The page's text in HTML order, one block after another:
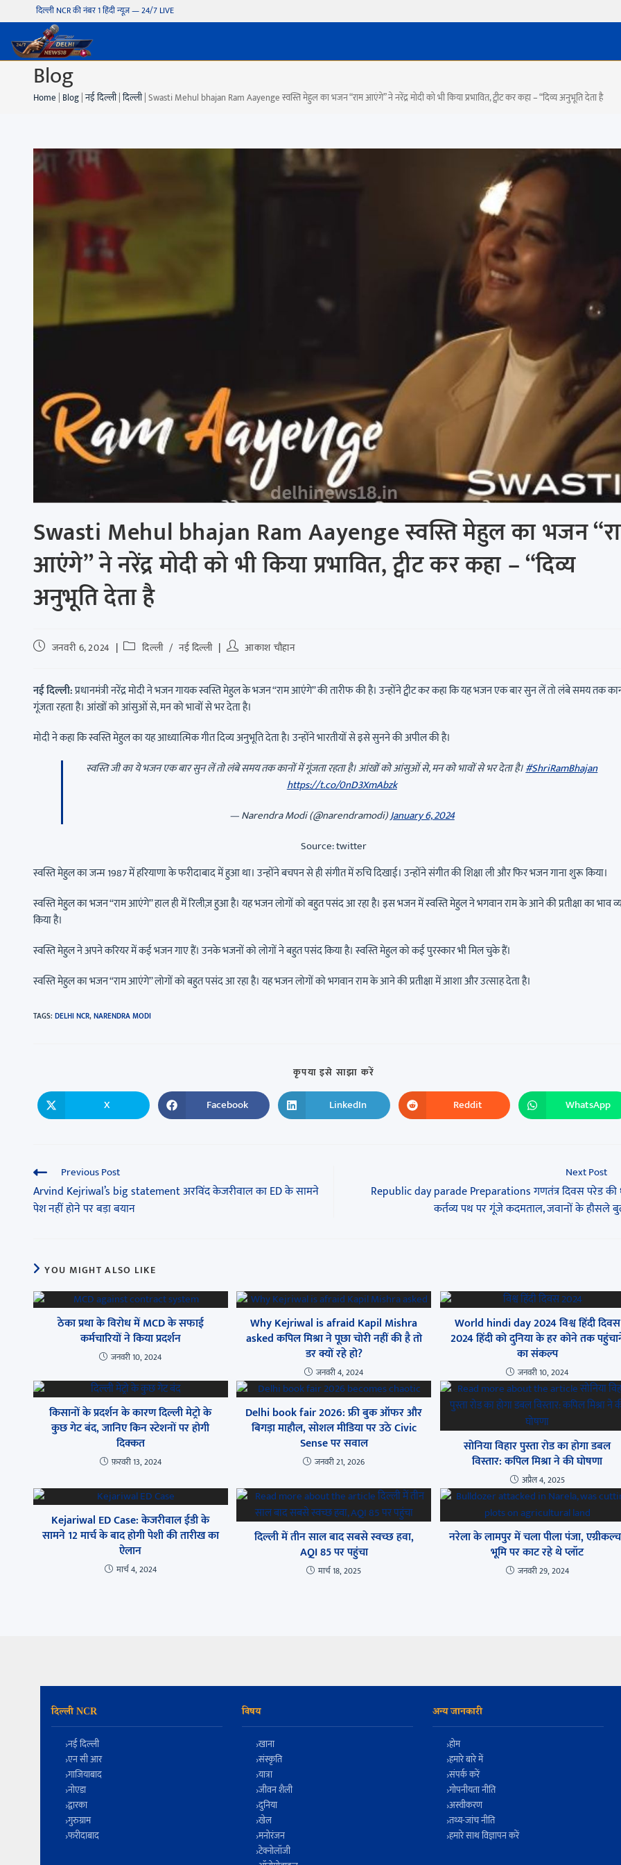
दिल्ली NCR की नंबर 1 हिंदी न्यूज़ — 24/7 LIVE
Blog
Home | Blog|नई दिल्ली|दिल्ली|Swasti Mehul bhajan Ram Aayenge स्वस्ति मेहुल का भजन “राम आएंगे” ने नरेंद्र मोदी को भी किया प्रभावित, ट्वीट कर कहा – “दिव्य अनुभूति देता है
Swasti Mehul bhajan Ram Aayenge स्वस्ति मेहुल का भजन
आएंगे” ने नरेंद्र मोदी को भी किया प्रभावित, ट्वीट कर कहा – “दिव्य
अनुभूति देता है
जनवरी 6, 2024 दिल्ली / नई दिल्ली आकाश चौहान
नई दिल्ली:प्रधानमंत्री नरेंद्र मोदी ने भजन गायक स्वस्ति मेहुल के भजन “राम आएंगे” की तारीफ की है। उन्होंने ट्वीट कर कहा कि यह भजन एक बार सुन लें तो लंबे समय तक
गूंजता रहता है। आंखों को आंसुओं से, मन को भावों से भर देता है।
मोदी ने कहा कि स्वस्ति मेहुल का यह आध्यात्मिक गीत दिव्य अनुभूति देता है। उन्होंने भारतीयों से इसे सुनने की अपील की है।
स्वस्ति जी का ये भजन एक बार सुन लें तो लंबे समय तक कानों में गूंजता रहता है। आंखों को आंसुओं से, मन को भावों से भर देता है।#ShriRamBhajan
https://t.co/0nD3XmAbzk
— Narendra Modi (@narendramodi)January 6, 2024
Source: twitter
स्वस्ति मेहुल का जन्म 1987 में हरियाणा के फरीदाबाद में हुआ था। उन्होंने बचपन से ही संगीत में रुचि दिखाई। उन्होंने संगीत की शिक्षा ली और फिर भजन गाना शुरू किया।
स्वस्ति मेहुल का भजन “राम आएंगे” हाल ही में रिलीज़ हुआ है। यह भजन लोगों को बहुत पसंद आ रहा है। इस भजन में स्वस्ति मेहुल ने भगवान राम के आने की प्रतीक्षा का भाव
किया है।
स्वस्ति मेहुल ने अपने करियर में कई भजन गाए हैं। उनके भजनों को लोगों ने बहुत पसंद किया है। स्वस्ति मेहुल को कई पुरस्कार भी मिल चुके हैं।
स्वस्ति मेहुल का भजन “राम आएंगे” लोगों को बहुत पसंद आ रहा है। यह भजन लोगों को भगवान राम के आने की प्रतीक्षा में आशा और उत्साह देता है।
TAGS: DELHI NCR,NARENDRA MODI
कृपया इसे साझा करें
X Facebook LinkedIn Reddit WhatsApp
Previous Post
Arvind Kejriwal’s big statement अरविंद केजरीवाल का ED के सामने
पेश नहीं होने पर बड़ा बयान
Next Post
Republic day parade Preparations गणतंत्र दिवस परेड की
कर्तव्य पथ पर गूंजे कदमताल, जवानों के हौसले
YOU MIGHT ALSO LIKE
ठेका प्रथा के विरोध में MCD के सफाई
कर्मचारियों ने किया प्रदर्शन
जनवरी 10, 2024
Why Kejriwal is afraid Kapil Mishra
asked कपिल मिश्रा ने पूछा चोरी नहीं की है तो
डर क्यों रहे हो?
जनवरी 4, 2024
World hindi day 2024 विश्व हिंदी दिवस
2024 हिंदी को दुनिया के हर कोने तक
का संकल्प
जनवरी 10, 2024
किसानों के प्रदर्शन के कारण दिल्ली मेट्रो के
कुछ गेट बंद, जानिए किन स्टेशनों पर होगी
दिक्कत
फ़रवरी 13, 2024
Delhi book fair 2026: फ्री बुक ऑफर और
बिगड़ा माहौल, सोशल मीडिया पर उठे Civic
Sense पर सवाल
जनवरी 21, 2026
सोनिया विहार पुस्ता रोड का होगा डबल
विस्तार: कपिल मिश्रा ने की घोषणा
अप्रैल 4, 2025
Kejariwal ED Case: केजरीवाल ईडी के
सामने 12 मार्च के बाद होगी पेशी की तारीख का
ऐलान
मार्च 4, 2024
दिल्ली में तीन साल बाद सबसे स्वच्छ हवा,
AQI 85 पर पहुंचा
मार्च 18, 2025
नरेला के लामपुर में चला पीला पंजा,
भूमि पर काट रहे थे प्लॉट
जनवरी 29, 2024
दिल्ली NCR
नई दिल्ली
एन सी आर
गाजियाबाद
नोएडा
द्वारका
गुरुग्राम
फरीदाबाद
विषय
खाना
संस्कृति
यात्रा
जीवन शैली
दुनिया
खेल
मनोरंजन
टेक्नोलॉजी
अन्य जानकारी
होम
हमारे बारे में
संपर्क करें
गोपनीयता नीति
अस्वीकरण
तथ्य-जांच नीति
हमारे साथ विज्ञापन करें